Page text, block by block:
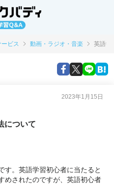
ビス 動画・ラジオ・音楽 英語学
2023年1月15日
について
す。英語学習初心者に当たると
めされたのですが、英語初心者